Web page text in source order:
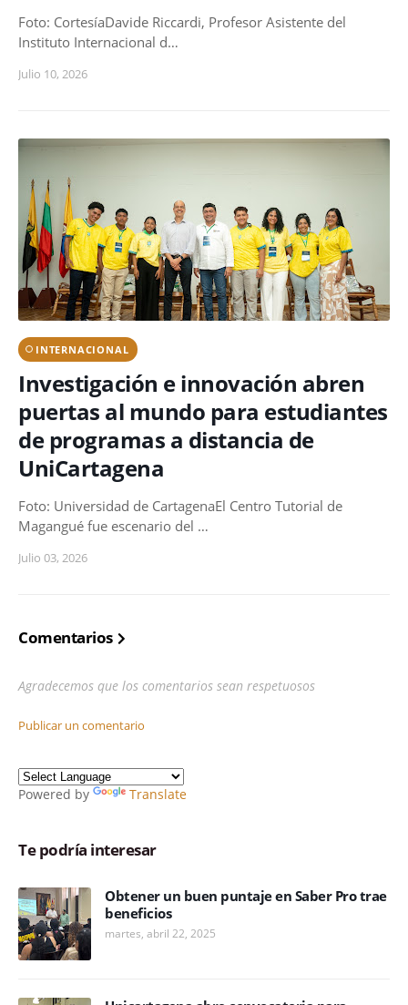
Foto: CortesíaDavide Riccardi, Profesor Asistente del
Instituto Internacional d…
Julio 10, 2026
INTERNACIONAL
Investigación e innovación abren
puertas al mundo para estudiantes
de programas a distancia de
UniCartagena
Foto: Universidad de CartagenaEl Centro Tutorial de
Magangué fue escenario del …
Julio 03, 2026
Comentarios
Agradecemos que los comentarios sean respetuosos
Publicar un comentario
Powered by Translate
Te podría interesar
Obtener un buen puntaje en Saber Pro trae
beneficios
martes, abril 22, 2025